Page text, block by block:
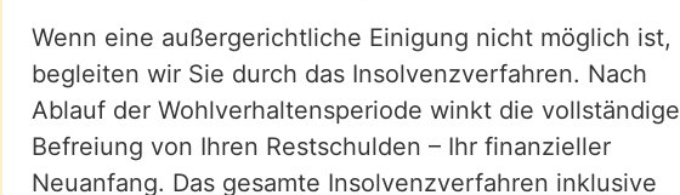
Wenn eine außergerichtliche Einigung nicht möglich ist,
begleiten wir Sie durch das Insolvenzverfahren. Nach
Ablauf der Wohlverhaltensperiode winkt die vollständige
Befreiung von Ihren Restschulden – Ihr finanzieller
Neuanfang. Das gesamte Insolvenzverfahren inklusive